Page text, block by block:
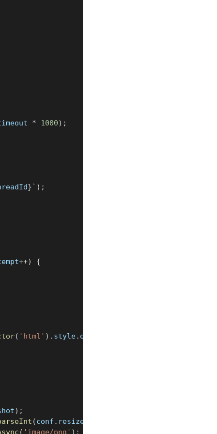
* 1000) ;
} ` ) ;
++)
{
( 'html' ) . style. overflow
) ;
(conf . resize_height